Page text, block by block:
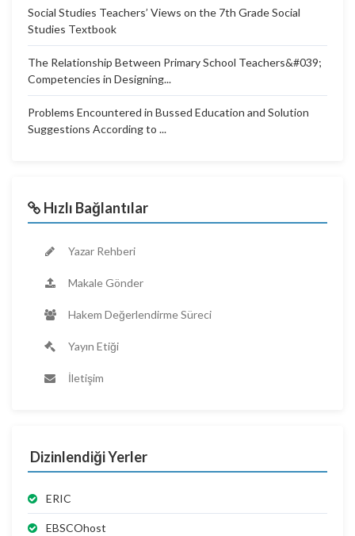
Social Studies Teachers’ Views on the 7th Grade Social
Studies Textbook
The Relationship Between Primary School Teachers&#039;
Competencies in Designing...
Problems Encountered in Bussed Education and Solution
Suggestions According to ...
Hızlı Bağlantılar
Yazar Rehberi
Makale Gönder
Hakem Değerlendirme Süreci
Yayın Etiği
İletişim
Dizinlendiği Yerler
ERIC
EBSCOhost